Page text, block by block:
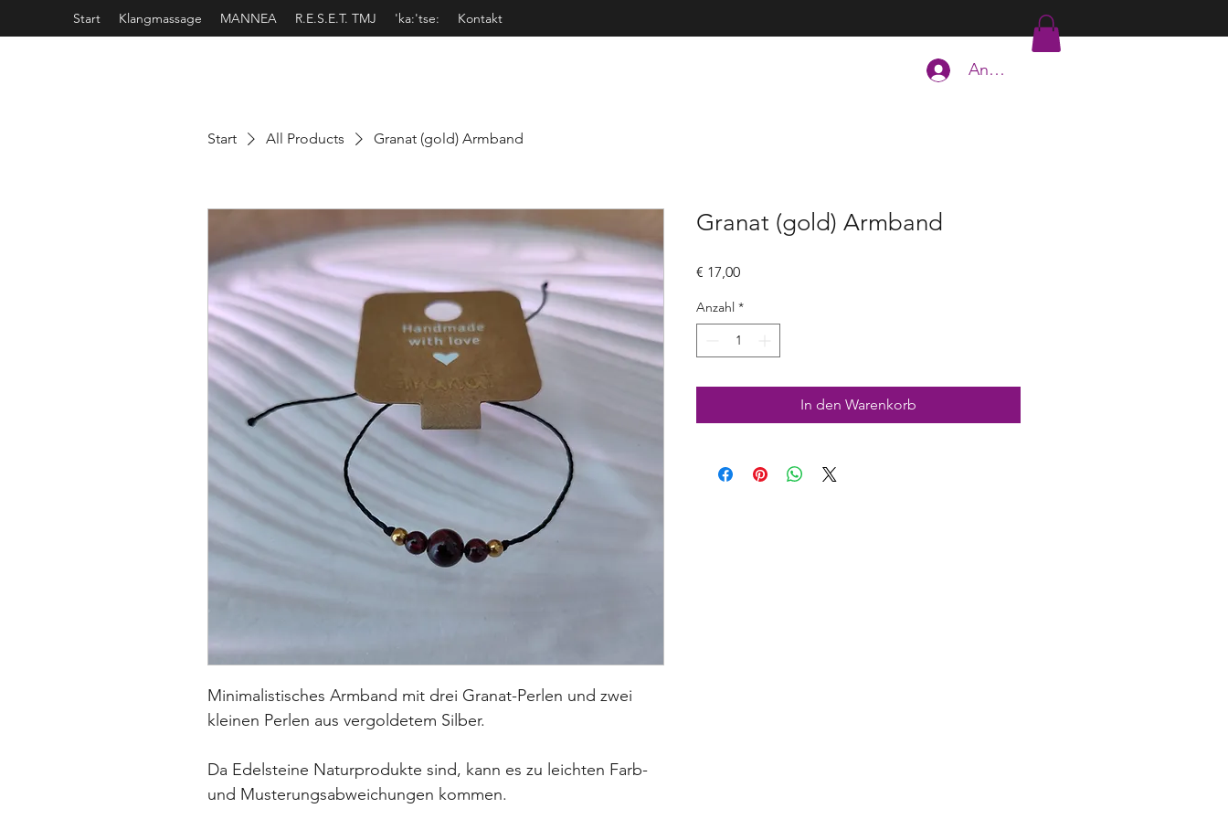
Start Klangmassage MANNEA R.E.S.E.T. TMJ 'ka:'tse: Kontakt
Anmelden
Start All Products Granat (gold) Armband
Minimalistisches Armband mit drei Granat-Perlen und zwei
kleinen Perlen aus vergoldetem Silber.
Da Edelsteine Naturprodukte sind, kann es zu leichten Farb-
und Musterungsabweichungen kommen.
Granat (gold) Armband
€ 17,00Preis
Anzahl *
In den Warenkorb